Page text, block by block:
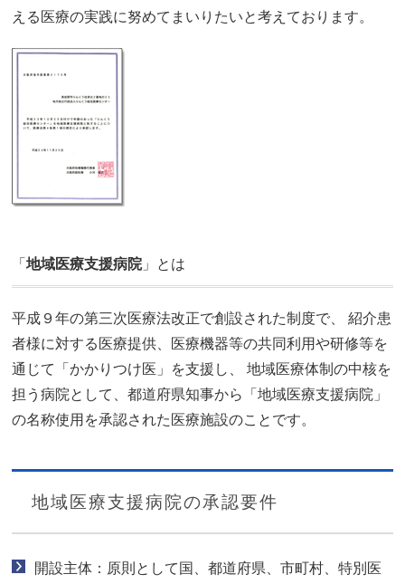
える医療の実践に努めてまいりたいと考えております。
「地域医療支援病院」とは
平成９年の第三次医療法改正で創設された制度で、 紹介患
者様に対する医療提供、医療機器等の共同利用や研修等を
通じて「かかりつけ医」を支援し、 地域医療体制の中核を
担う病院として、都道府県知事から「地域医療支援病院」
の名称使用を承認された医療施設のことです。
地域医療支援病院の承認要件
開設主体：原則として国、都道府県、市町村、特別医